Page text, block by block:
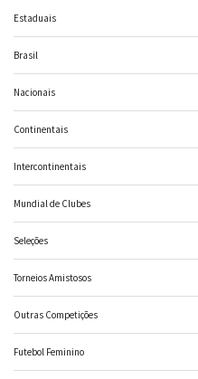
Estaduais
Brasil
Nacionais
Continentais
Intercontinentais
Mundial de Clubes
Seleções
Torneios Amistosos
Outras Competições
Futebol Feminino